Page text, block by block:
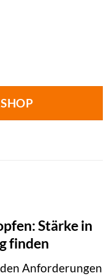
Stärke in
finden
Anforderungen